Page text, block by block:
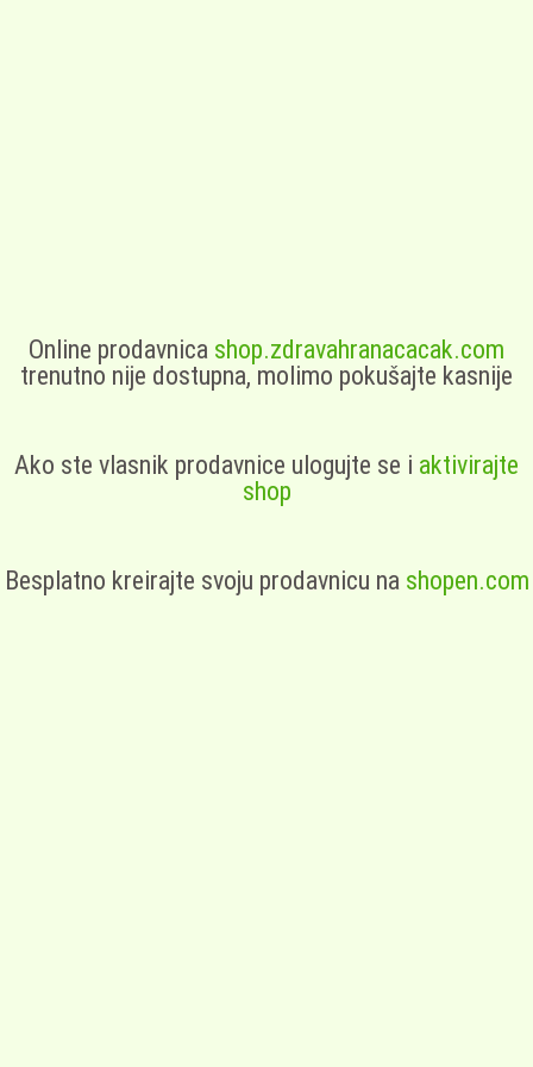
Online prodavnica shop.zdravahranacacak.com
trenutno nije dostupna, molimo pokušajte kasnije
Ako ste vlasnik prodavnice ulogujte se i aktivirajte
shop
Besplatno kreirajte svoju prodavnicu na shopen.com